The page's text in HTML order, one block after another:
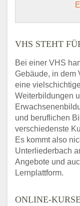
VHS STEHT
Bei einer VHS
Gebäude, in dem
eine
Weiterbildungen
und beruflichen
verschiedenste
Es kommt also
Unterliederbach
Angebote und
Lernplattform.
ONLINE-